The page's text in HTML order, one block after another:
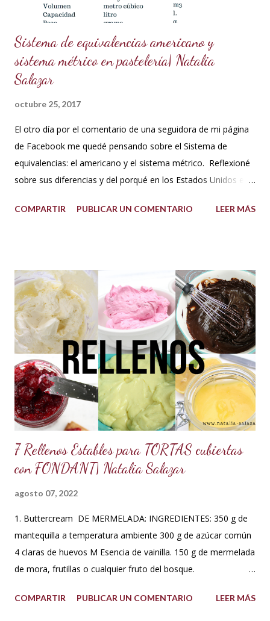
Sistema de equivalencias americano y
sistema métrico en pastelería| Natalia
Salazar
octubre 25, 2017
El otro día por el comentario de una seguidora de mi página
de Facebook me quedé pensando sobre el Sistema de
equivalencias: el americano y el sistema métrico. Reflexioné
sobre sus diferencias y del porqué en los Estados Unidos el
me dije: estos americanos son loquillos!!! Con todo esto
acuerdo, porque en los libros de repostería y tratados de
cocina de antes del milenio se utilizaba comúnmente el
sistema americano y no el métrico, o ambos como suelo
usarlo yo en mis recetas. En lo personal pienso que si soy
una pastelera debo manejar los dos sistemas de medidas
para así poder obtener los mejores resultados en mis
preparaciones y poder sacar con éxito cualquier receta. Así
que me fui a investigar y descubrí que los estado...
COMPARTIR PUBLICAR UN COMENTARIO LEER MÁS
7 Rellenos Estables para TORTAS cubiertas
con FONDANT| Natalia Salazar
agosto 07, 2022
1. Buttercream DE MERMELADA: INGREDIENTES: 350 g de
mantequilla a temperatura ambiente 300 g de azúcar común
4 claras de huevos M Esencia de vainilla. 150 g de mermelada
de mora, frutillas o cualquier fruto del bosque.
huevo en un tazón con los 300 g de azúcar a baño María .
COMPARTIR PUBLICAR UN COMENTARIO LEER MÁS